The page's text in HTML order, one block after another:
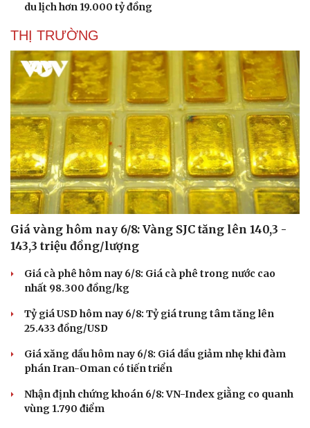
Văn hóa
Sân khấu - Điện ảnh
Âm nhạc
Di sản
Giải trí
Sao Việt
du lịch hơn 19.000 tỷ đồng
THỊ TRƯỜNG
Giá vàng hôm nay 6/8: Vàng SJC tăng lên 140,3 -
143,3 triệu đồng/lượng
Giá cà phê hôm nay 6/8: Giá cà phê trong nước cao
nhất 98.300 đồng/kg
Tỷ giá USD hôm nay 6/8: Tỷ giá trung tâm tăng lên
25.433 đồng/USD
Giá xăng dầu hôm nay 6/8: Giá dầu giảm nhẹ khi đàm
phán Iran-Oman có tiến triển
Nhận định chứng khoán 6/8: VN-Index giằng co quanh
vùng 1.790 điểm